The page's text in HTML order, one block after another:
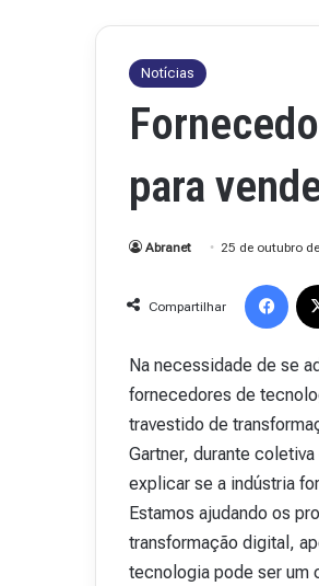
Notícias
para
Abranet 25 de outubro
Compartilhar
Na necessidade de se
fornecedores de
travestido de
Gartner, durante
explicar se a indústria
Estamos ajudando os
transformação digital,
tecnologia pode ser um